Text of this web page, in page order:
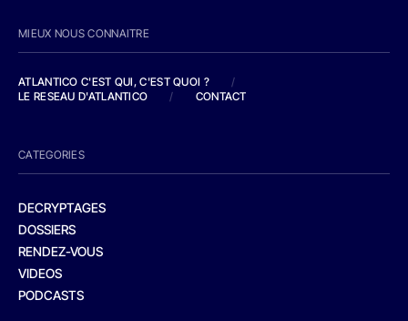
MIEUX NOUS CONNAITRE
ATLANTICO C'EST QUI, C'EST QUOI ?
/
LE RESEAU D'ATLANTICO
/ CONTACT
CATEGORIES
DECRYPTAGES
DOSSIERS
RENDEZ-VOUS
VIDEOS
PODCASTS